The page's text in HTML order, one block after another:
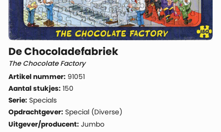
De Chocoladefabriek
The Chocolate Factory
Artikel nummer: 91051
Aantal stukjes: 150
Serie: Specials
Opdrachtgever: Special (Diverse)
Uitgever/producent: Jumbo